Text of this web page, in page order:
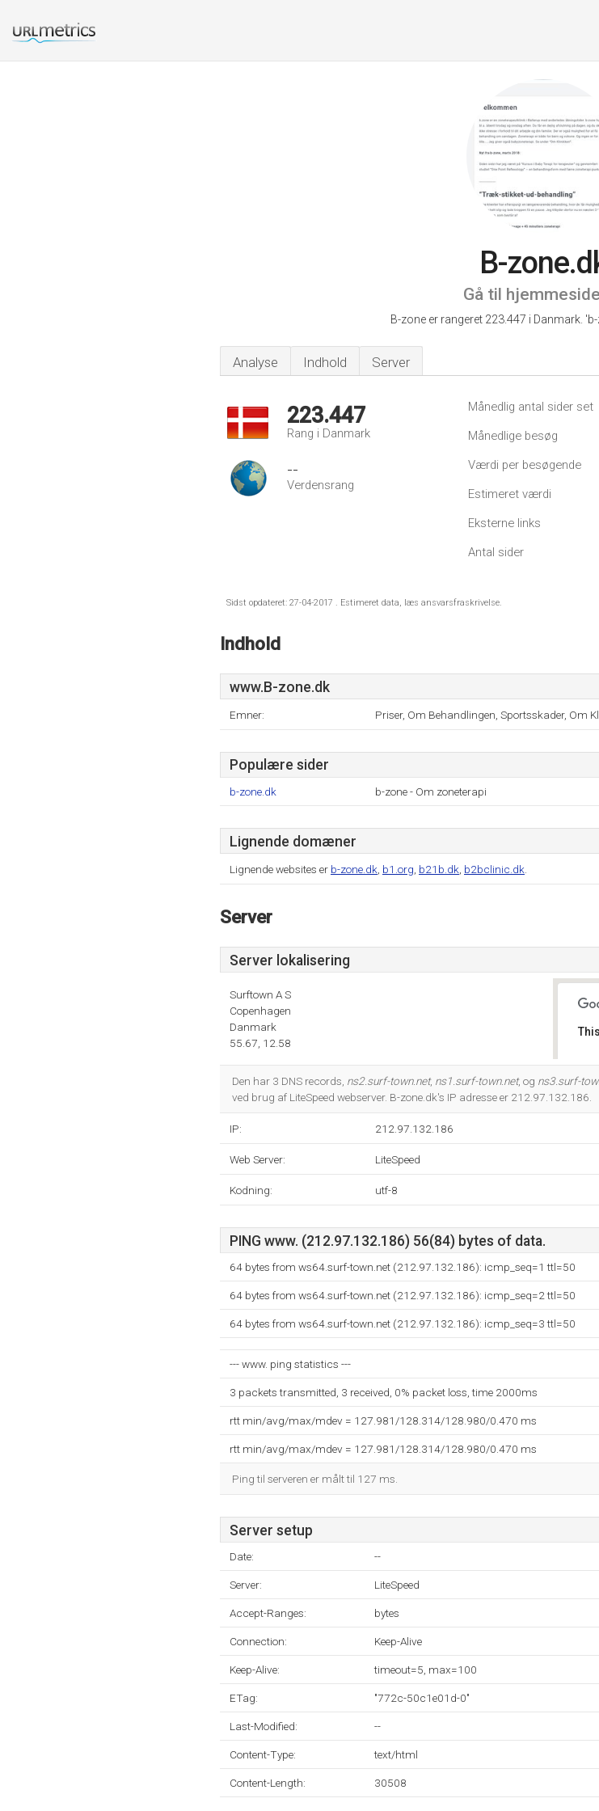
B-
Gå til
B-zone er rangeret 223.447 i Danmark.
Analyse Indhold Server
223.447
Rang i Danmark
--
Verdensrang
Månedlig antal sider set
Månedlige besøg
Værdi per besøgende
Estimeret værdi
Eksterne links
Antal sider
Sidst opdateret: 27-04-2017 . Estimeret data, læs ansvarsfraskrivelse.
Indhold
www.B-zone.dk
Emner: Priser, Om Behandlingen, Sportsskader, Om
Populære sider
b-zone.dk b-zone - Om zoneterapi
Lignende domæner
Lignende websites er b-zone.dk b1.org b21b.dk b2bclinic.dk
Server
Server lokalisering
Surftown A S
Copenhagen
Danmark
55.67, 12.58
Den har 3 DNS records, ns2.surf-town.net, ns1.surf-town.net, og ns3.surf-
ved brug af LiteSpeed webserver. B-zone.dk's IP adresse er 212.97.132.186.
IP: 212.97.132.186
Web Server: LiteSpeed
Kodning: utf-8
PING www. (212.97.132.186) 56(84) bytes of data.
64 bytes from ws64.surf-town.net (212.97.132.186): icmp_seq=1 ttl=50
64 bytes from ws64.surf-town.net (212.97.132.186): icmp_seq=2 ttl=50
64 bytes from ws64.surf-town.net (212.97.132.186): icmp_seq=3 ttl=50
--- www. ping statistics ---
3 packets transmitted, 3 received, 0% packet loss, time 2000ms
rtt min/avg/max/mdev = 127.981/128.314/128.980/0.470 ms
rtt min/avg/max/mdev = 127.981/128.314/128.980/0.470 ms
Ping til serveren er målt til 127 ms.
Server setup
Date: --
Server: LiteSpeed
Accept-Ranges: bytes
Connection: Keep-Alive
Keep-Alive: timeout=5, max=100
ETag: "772c-50c1e01d-0"
Last-Modified: --
Content-Type: text/html
Content-Length: 30508